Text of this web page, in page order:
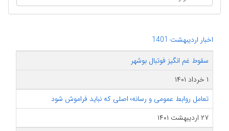
اخبار اردیبهشت 1401
سقوط غم انگیز فوتبال بوشهر
۱ خرداد ۱۴۰۱
تعامل روابط عمومی و رسانه؛ اصلی که نباید فراموش شود
۲۷ اردیبهشت ۱۴۰۱